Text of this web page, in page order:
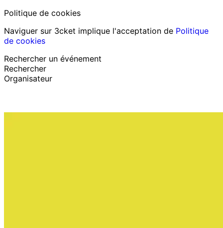
Politique de cookies
Naviguer sur 3cket implique l'acceptation de Politique
de cookies
Rechercher un événement
Rechercher
Organisateur
Français